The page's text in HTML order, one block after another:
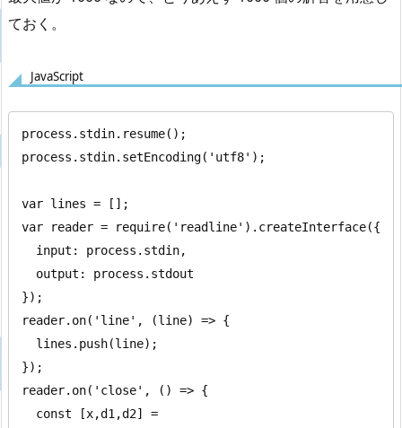
ておく。
JavaScript
process.stdin.resume();
process.stdin.setEncoding('utf8');
var lines = [];
var reader = require('readline').createInterface({
});
reader.on('line', (line) => {
});
reader.on('close', () => {